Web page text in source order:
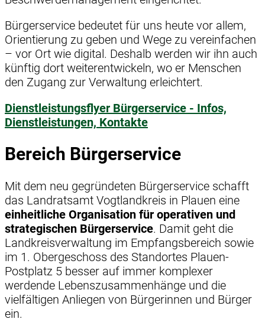
Bürgerservice bedeutet für uns heute vor allem,
Orientierung zu geben und Wege zu vereinfachen
– vor Ort wie digital. Deshalb werden wir ihn auch
künftig dort weiterentwickeln, wo er Menschen
den Zugang zur Verwaltung erleichtert.
Dienstleistungsflyer Bürgerservice - Infos,
Dienstleistungen, Kontakte
Bereich Bürgerservice
Mit dem neu gegründeten Bürgerservice schafft
das Landratsamt Vogtlandkreis in Plauen eine
einheitliche Organisation für operativen und
strategischen Bürgerservice. Damit geht die
Landkreisverwaltung im Empfangsbereich sowie
im 1. Obergeschoss des Standortes Plauen-
Postplatz 5 besser auf immer komplexer
werdende Lebenszusammenhänge und die
vielfältigen Anliegen von Bürgerinnen und Bürger
ein.